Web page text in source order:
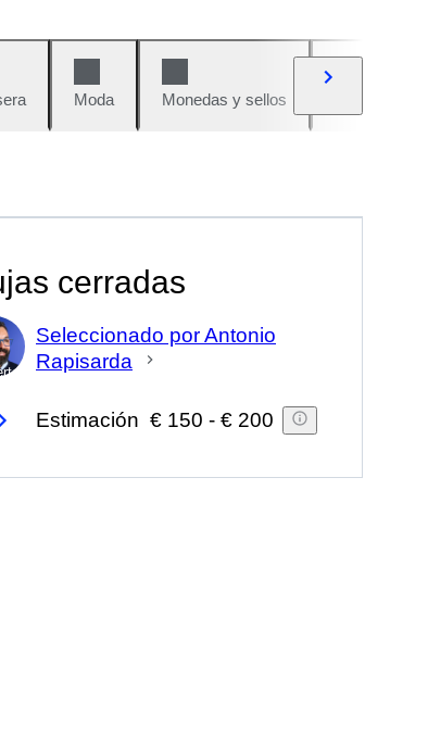
Moda Monedas y sellos
cerradas
Seleccionado por Antonio
Rapisarda
Estimación € 150 - € 200